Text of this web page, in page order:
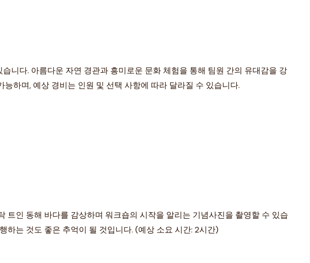
니다. 아름다운 자연 경관과 흥미로운 문화 체험을 통해 팀원 간의 유대감을 강
하며, 예상 경비는 인원 및 선택 사항에 따라 달라질 수 있습니다.
트인 동해 바다를 감상하며 워크숍의 시작을 알리는 기념사진을 촬영할 수 있습
하는 것도 좋은 추억이 될 것입니다. (예상 소요 시간: 2시간)